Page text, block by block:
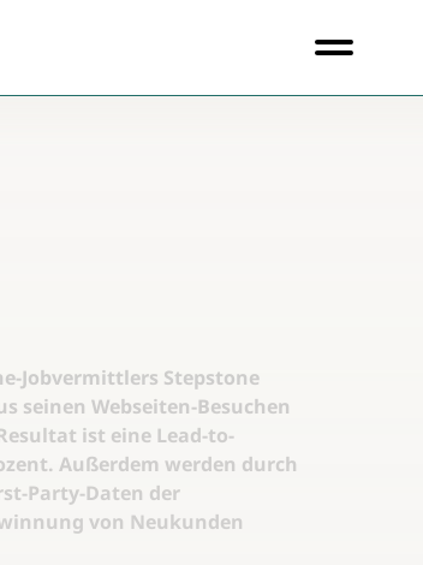
Jobvermittlers Stepstone
seinen Webseiten-Besuchen
ist eine Lead-to-
Außerdem werden durch
Party-Daten der
von Neukunden